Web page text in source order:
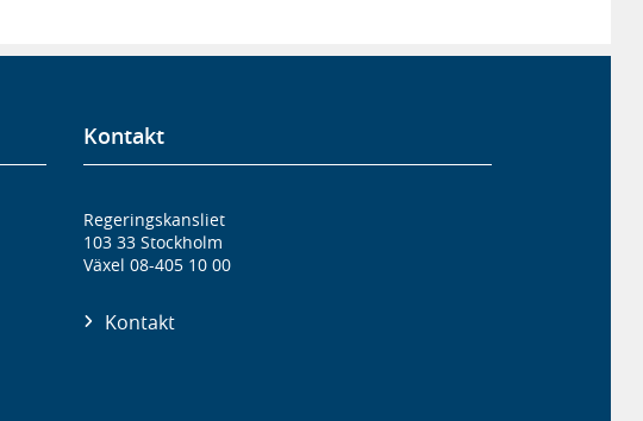
Kontakt
Regeringskansliet
103 33 Stockholm
Växel 08-405 10 00
Kontakt